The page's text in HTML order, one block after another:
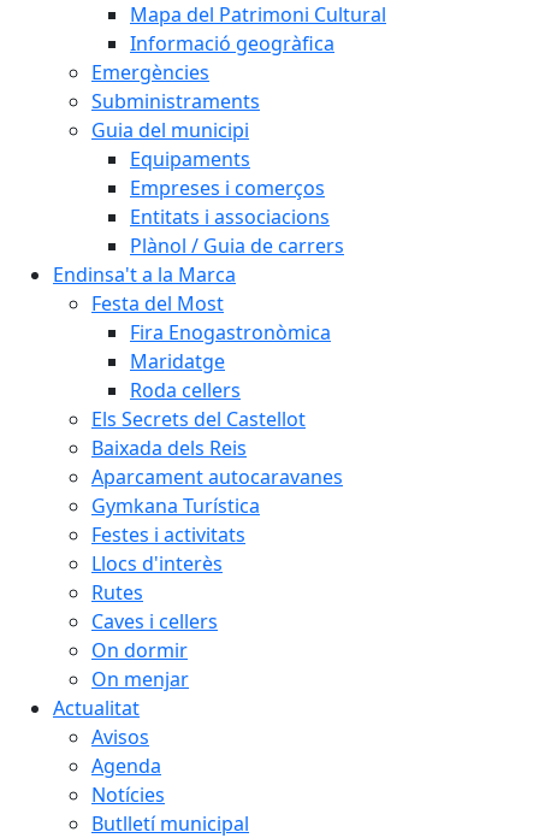
Mapa del Patrimoni Cultural
Informació geogràfica
Emergències
Subministraments
Guia del municipi
Equipaments
Empreses i comerços
Entitats i associacions
Plànol / Guia de carrers
Endinsa't a la Marca
Festa del Most
Fira Enogastronòmica
Maridatge
Roda cellers
Els Secrets del Castellot
Baixada dels Reis
Aparcament autocaravanes
Gymkana Turística
Festes i activitats
Llocs d'interès
Rutes
Caves i cellers
On dormir
On menjar
Actualitat
Avisos
Agenda
Notícies
Butlletí municipal